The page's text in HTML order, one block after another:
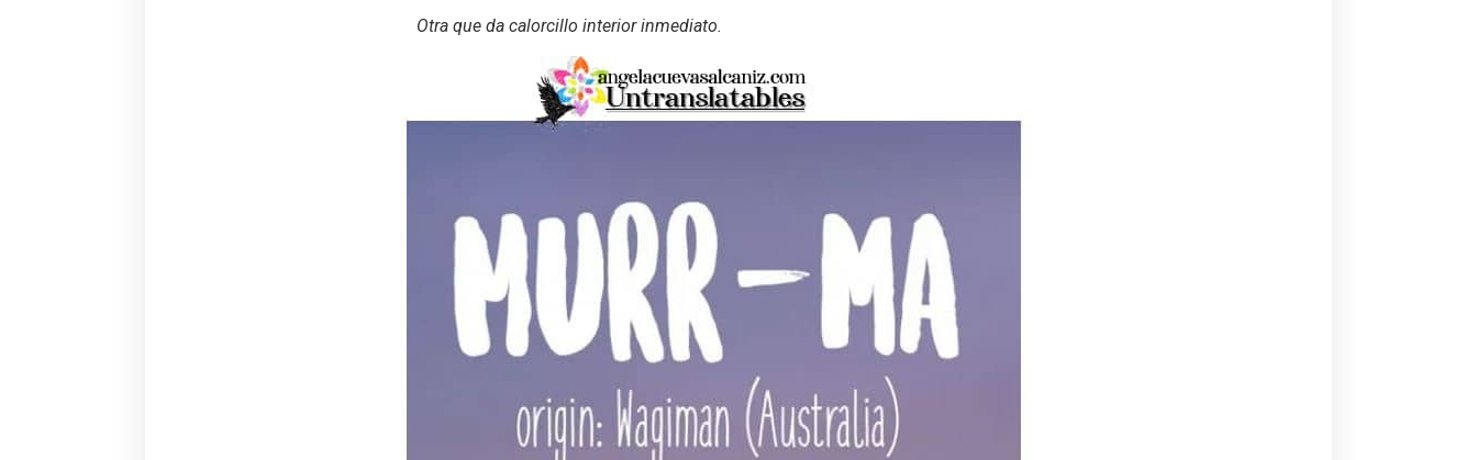
Otra que da calorcillo interior inmediato.